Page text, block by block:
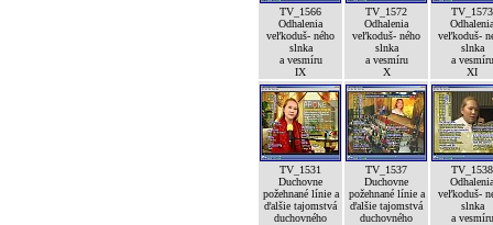
TV_1566
Odhalenia
veľkoduš- ného
slnka
a vesmíru
IX
TV_1572
Odhalenia
veľkoduš- ného
slnka
a vesmíru
X
TV_1573
Odhalenia
veľkoduš-
slnka
a vesmíru
XI
TV_1531
Duchovne
požehnané línie a
ďalšie tajomstvá
duchovného
TV_1537
Duchovne
požehnané línie a
ďalšie tajomstvá
duchovného
TV_1538
Odhalenia
veľkoduš-
slnka
a vesmíru